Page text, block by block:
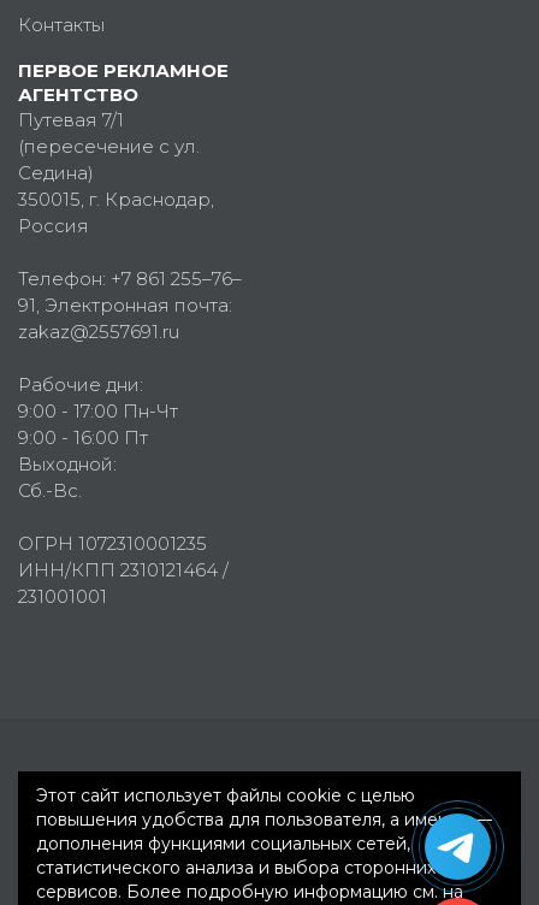
Контакты
ПЕРВОЕ РЕКЛАМНОЕ
АГЕНТСТВО
Путевая 7/1
(пересечение с ул.
Седина)
350015, г. Краснодар,
Россия
Телефон: +7 861 255–76–
91, Электронная почта:
zakaz@2557691.ru
Рабочие дни:
9:00 - 17:00 Пн-Чт
9:00 - 16:00 Пт
Выходной:
Сб.-Вс.
ОГРН 1072310001235
ИНН/КПП 2310121464 /
231001001
Этот сайт использует файлы cookie с целью
повышения удобства для пользователя, а именно —
дополнения функциями социальных сетей,
статистического анализа и выбора сторонних
сервисов. Более подробную информацию см. на